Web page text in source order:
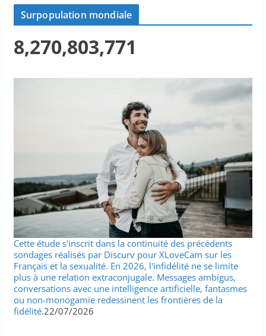
Surpopulation mondiale
8,270,803,771
Cette étude s'inscrit dans la continuité des précédents
sondages réalisés par Discurv pour XLoveCam sur les
Français et la sexualité. En 2026, l'infidélité ne se limite
plus à une relation extraconjugale. Messages ambigus,
conversations avec une intelligence artificielle, fantasmes
ou non-monogamie redessinent les frontières de la
fidélité.22/07/2026